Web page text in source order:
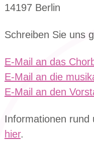
14197 Berlin
Schreiben Sie uns
E-Mail an das
E-Mail an die
E-Mail an den
Informationen rund
hier.